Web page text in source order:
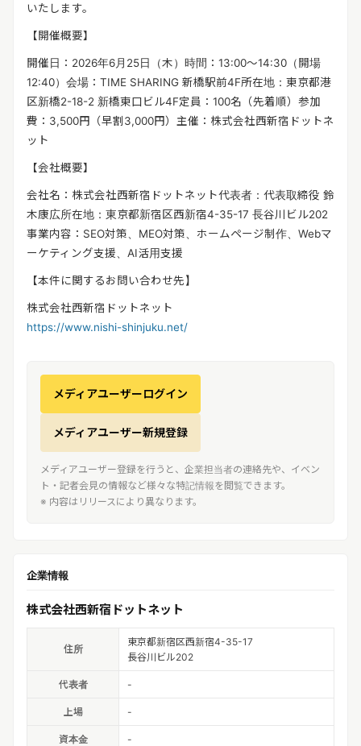
いたします。
【開催概要】
開催日：2026年6月25日（木）時間：13:00～14:30（開場
12:40）会場：TIME SHARING 新橋駅前4F所在地：東京都港
区新橋2-18-2 新橋東口ビル4F定員：100名（先着順）参加
費：3,500円（早割3,000円）主催：株式会社西新宿ドットネ
ット
【会社概要】
会社名：株式会社西新宿ドットネット代表者：代表取締役 鈴
木康広所在地：東京都新宿区西新宿4-35-17 長谷川ビル202
事業内容：SEO対策、MEO対策、ホームページ制作、Webマ
ーケティング支援、AI活用支援
【本件に関するお問い合わせ先】
株式会社西新宿ドットネット
https://www.nishi-shinjuku.net/
メディアユーザーログイン
メディアユーザー新規登録
メディアユーザー登録を行うと、企業担当者の連絡先や、イベン
ト・記者会見の情報など様々な特記情報を閲覧できます。
※ 内容はリリースにより異なります。
企業情報
株式会社西新宿ドットネット
住所
東京都新宿区西新宿4-35-17
長谷川ビル202
代表者 -
上場 -
資本金 -